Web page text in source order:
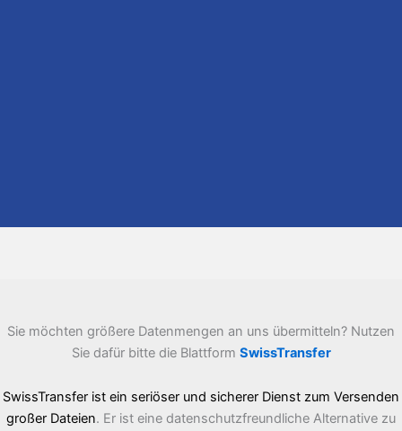
Sie möchten größere Datenmengen an uns übermitteln? Nutzen
Sie dafür bitte die Blattform SwissTransfer
SwissTransfer ist ein seriöser und sicherer Dienst zum Versenden
großer Dateien. Er ist eine datenschutzfreundliche Alternative zu